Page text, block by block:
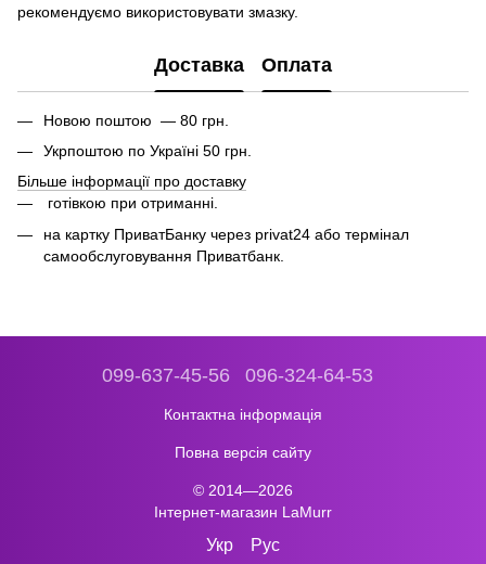
рекомендуємо використовувати змазку.
Доставка Оплата
Новою поштою — 80 грн.
Укрпоштою по Україні 50 грн.
Більше інформації про доставку
готівкою при отриманні.
на картку ПриватБанку через privat24 або термінал
самообслуговування Приватбанк.
099-637-45-56 096-324-64-53
Контактна інформація
Повна версія сайту
© 2014—2026
Інтернет-магазин LaMurr
Укр Рус